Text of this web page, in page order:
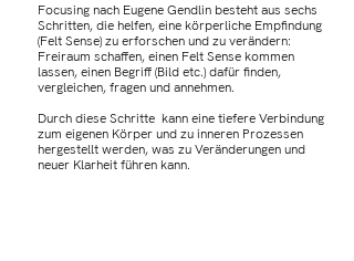
Focusing nach Eugene Gendlin besteht aus sechs
Schritten, die helfen, eine körperliche Empfindung
(Felt Sense) zu erforschen und zu verändern:
Freiraum schaffen, einen Felt Sense kommen
lassen, einen Begriff (Bild etc.) dafür finden,
vergleichen, fragen und annehmen.
Durch diese Schritte kann eine tiefere Verbindung
zum eigenen Körper und zu inneren Prozessen
hergestellt werden, was zu Veränderungen und
neuer Klarheit führen kann.